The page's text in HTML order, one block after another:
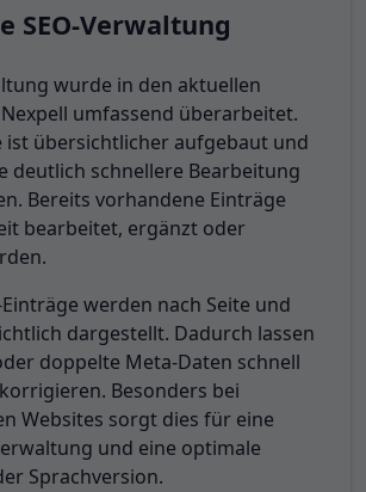
SEO-Verwaltung
wurde in den aktuellen
umfassend überarbeitet.
ist übersichtlicher aufgebaut und
deutlich schnellere Bearbeitung
Bereits vorhandene Einträge
bearbeitet, ergänzt oder
Einträge werden nach Seite und
dargestellt. Dadurch lassen
doppelte Meta-Daten schnell
Besonders bei
Websites sorgt dies für eine
und eine optimale
Sprachversion.